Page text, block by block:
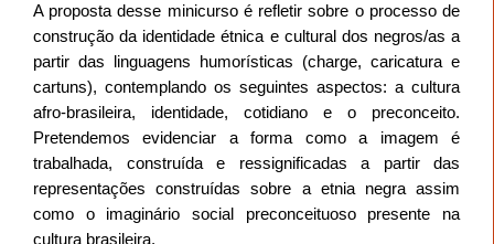
A proposta desse minicurso é refletir sobre o processo de
construção da identidade étnica e cultural dos negros/as a
partir das linguagens humorísticas (charge, caricatura e
cartuns), contemplando os seguintes aspectos: a cultura
afro-brasileira, identidade, cotidiano e o preconceito.
Pretendemos evidenciar a forma como a imagem é
trabalhada, construída e ressignificadas a partir das
representações construídas sobre a etnia negra assim
como o imaginário social preconceituoso presente na
cultura brasileira.